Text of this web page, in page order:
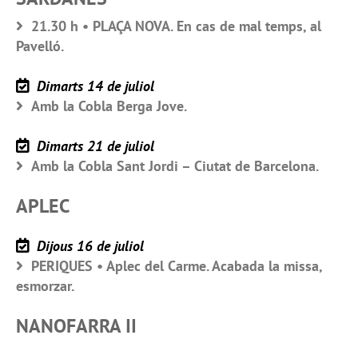
21.30 h • PLAÇA NOVA. En cas de mal temps, al
Pavelló.
Dimarts 14 de juliol
Amb la Cobla Berga Jove.
Dimarts 21 de juliol
Amb la Cobla Sant Jordi – Ciutat de Barcelona.
APLEC
Dijous 16 de juliol
PERIQUES • Aplec del Carme. Acabada la missa,
esmorzar.
NANOFARRA II